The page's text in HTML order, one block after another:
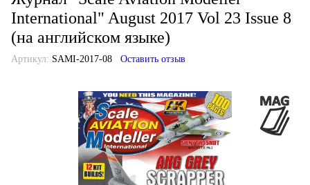
International" August 2017 Vol 23 Issue 8
(на английском языке)
Артикул: SAMI-2017-08 Оставить отзыв